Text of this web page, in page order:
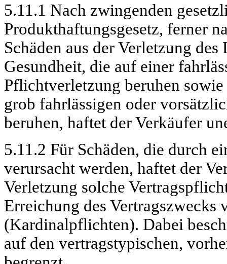
5.11.1 Nach zwingenden
Produkthaftungsgesetz, ferner
Schäden aus der Verletzung
Gesundheit, die auf einer
Pflichtverletzung beruhen
grob fahrlässigen oder
beruhen, haftet der Verkäufer
5.11.2 Für Schäden, die durch
verursacht werden, haftet der
Verletzung solche
Erreichung des Vertragszwecks
(Kardinalpflichten). Dabei
auf den vertragstypischen,